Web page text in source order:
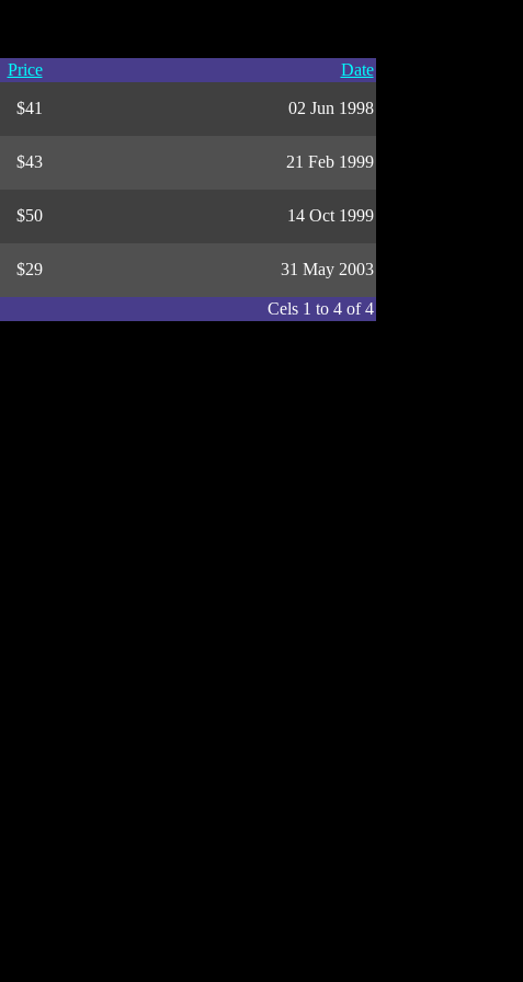
Price Date
$41 02 Jun 1998
$43 21 Feb 1999
$50 14 Oct 1999
$29 31 May 2003
Cels 1 to 4 of 4